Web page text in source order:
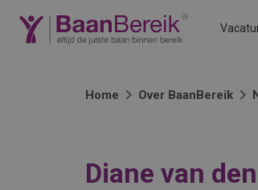
Home Over BaanBereik
Diane van